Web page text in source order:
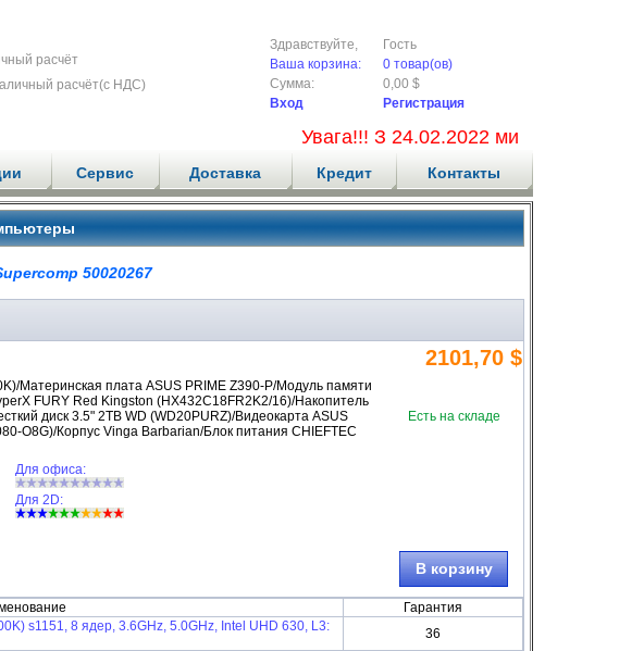
расчёт
расчёт(с НДС)
Здравствуйте,
Гость
Ваша корзина:
0 товар(ов)
Сумма:
0,00 $
Вход
Регистрация
Увага!!! З 24.02.2022 ми не приймаємо
Сервис Доставка Кредит Контакты
50020267
2101,70 $
Материнская плата ASUS PRIME Z390-P/Модуль памяти
FURY Red Kingston (HX432C18FR2K2/16)/Накопитель
диск 3.5" 2TB WD (WD20PURZ)/Видеокарта ASUS
O8G)/Корпус Vinga Barbarian/Блок питания CHIEFTEC
Есть на складе
Для офиса:
Для 2D:
В корзину
Гарантия
s1151, 8 ядер, 3.6GHz, 5.0GHz, Intel UHD 630, L3:
36